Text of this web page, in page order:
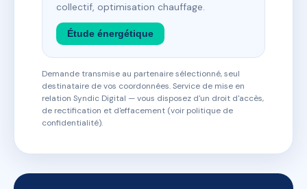
collectif, optimisation chauffage.
Étude énergétique
Demande transmise au partenaire sélectionné, seul
destinataire de vos coordonnées. Service de mise en
relation Syndic Digital — vous disposez d'un droit d'accès,
de rectification et d'effacement (voir politique de
confidentialité).